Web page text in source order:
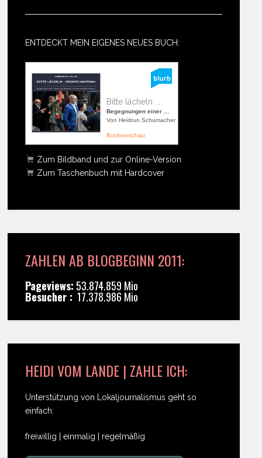
ENTDECKT MEIN EIGENES NEUES BUCH:
Bitte lächeln ...
Begegnungen einer ...
Von Heidrun Schumacher
Buchvorschau
Zum Bildband und zur Online-Version
Zum Taschenbuch mit Hardcover
ZAHLEN AB BLOGBEGINN 2011:
Pageviews: 53.874.859 Mio
Besucher : 17.378.986 Mio
HEIDI VOM LANDE | ZAHLE ICH:
Unterstützung von Lokaljournalismus geht so
einfach:
freiwillig | einmalig | regelmäßig